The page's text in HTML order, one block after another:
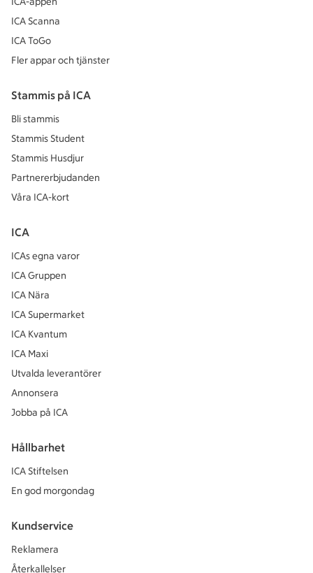
ICA Scanna
ICA ToGo
Fler appar och tjänster
Stammis på ICA
Bli stammis
Stammis Student
Stammis Husdjur
Partnererbjudanden
Våra ICA-kort
ICA
ICAs egna varor
ICA Gruppen
ICA Nära
ICA Supermarket
ICA Kvantum
ICA Maxi
Utvalda leverantörer
Annonsera
Jobba på ICA
Hållbarhet
ICA Stiftelsen
En god morgondag
Kundservice
Reklamera
Återkallelser